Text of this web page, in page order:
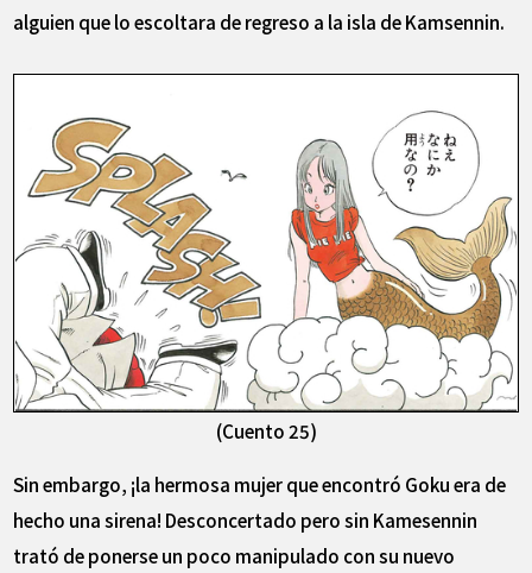
alguien que lo escoltara de regreso a la isla de Kamsennin.
(Cuento 25)
Sin embargo, ¡la hermosa mujer que encontró Goku era de
hecho una sirena! Desconcertado pero sin Kamesennin
trató de ponerse un poco manipulado con su nuevo